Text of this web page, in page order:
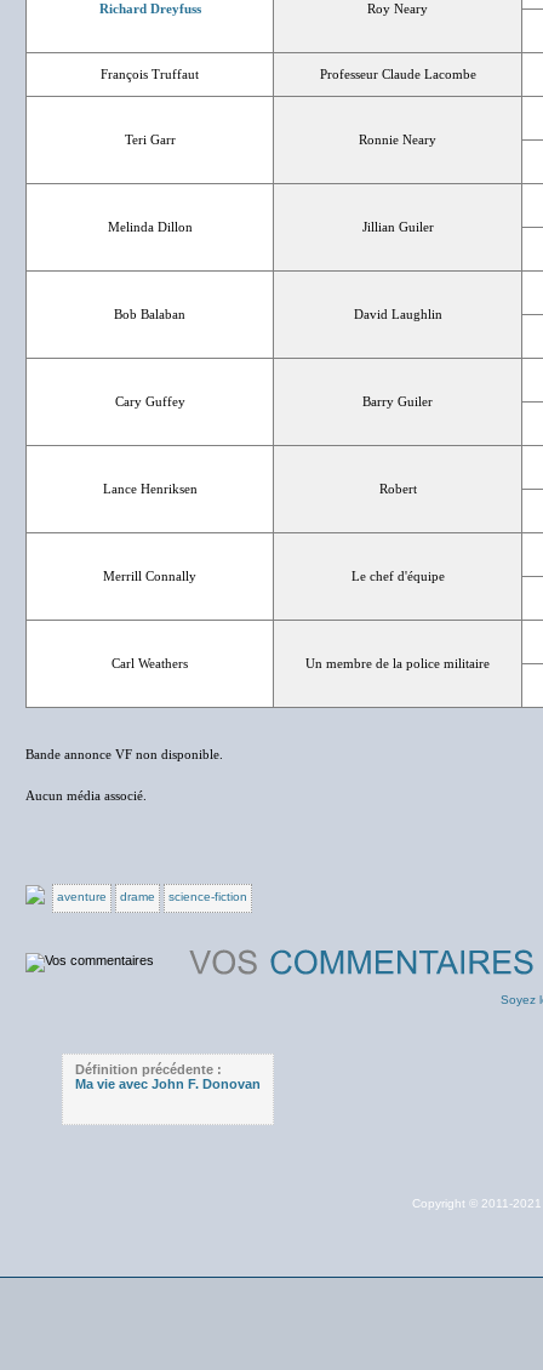
Richard Dreyfuss Roy Neary
François Truffaut Professeur Claude Lacombe
Teri Garr Ronnie Neary
Melinda Dillon Jillian Guiler
Bob Balaban David Laughlin
Cary Guffey Barry Guiler
Lance Henriksen Robert
Merrill Connally Le chef d'équipe
Carl Weathers Un membre de la police militaire
Bande annonce VF non disponible.
Aucun média associé.
aventure drame science-fiction
Soyez
Définition précédente :
Ma vie avec John F. Donovan
Copyright © 2011-